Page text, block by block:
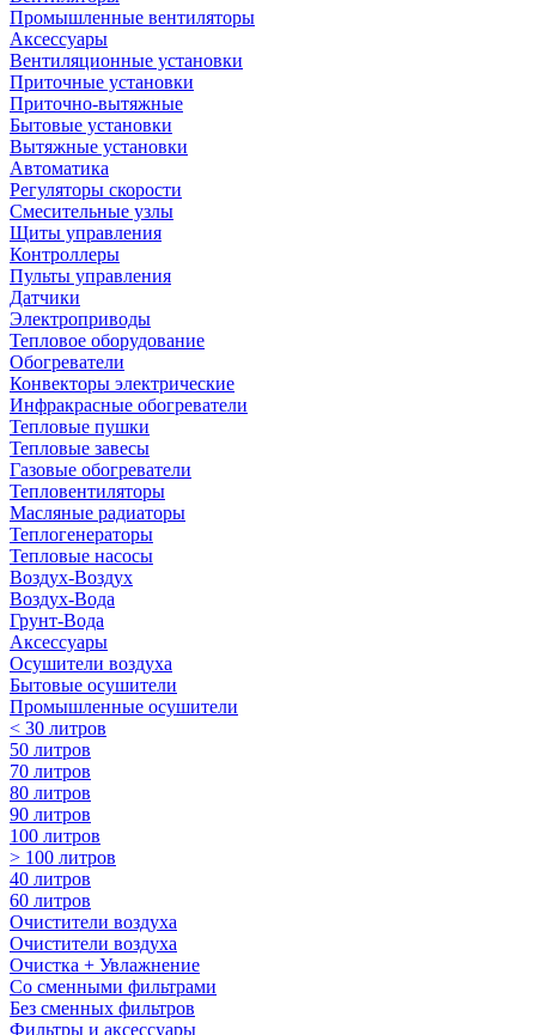
Промышленные вентиляторы
Аксессуары
Вентиляционные установки
Приточные установки
Приточно-вытяжные
Бытовые установки
Вытяжные установки
Автоматика
Регуляторы скорости
Смесительные узлы
Щиты управления
Контроллеры
Пульты управления
Датчики
Электроприводы
Тепловое оборудование
Обогреватели
Конвекторы электрические
Инфракрасные обогреватели
Тепловые пушки
Тепловые завесы
Газовые обогреватели
Тепловентиляторы
Масляные радиаторы
Теплогенераторы
Тепловые насосы
Воздух-Воздух
Воздух-Вода
Грунт-Вода
Аксессуары
Осушители воздуха
Бытовые осушители
Промышленные осушители
< 30 литров
50 литров
70 литров
80 литров
90 литров
100 литров
> 100 литров
40 литров
60 литров
Очистители воздуха
Очистители воздуха
Очистка + Увлажнение
Cо сменными фильтрами
Без сменных фильтров
Фильтры и аксессуары